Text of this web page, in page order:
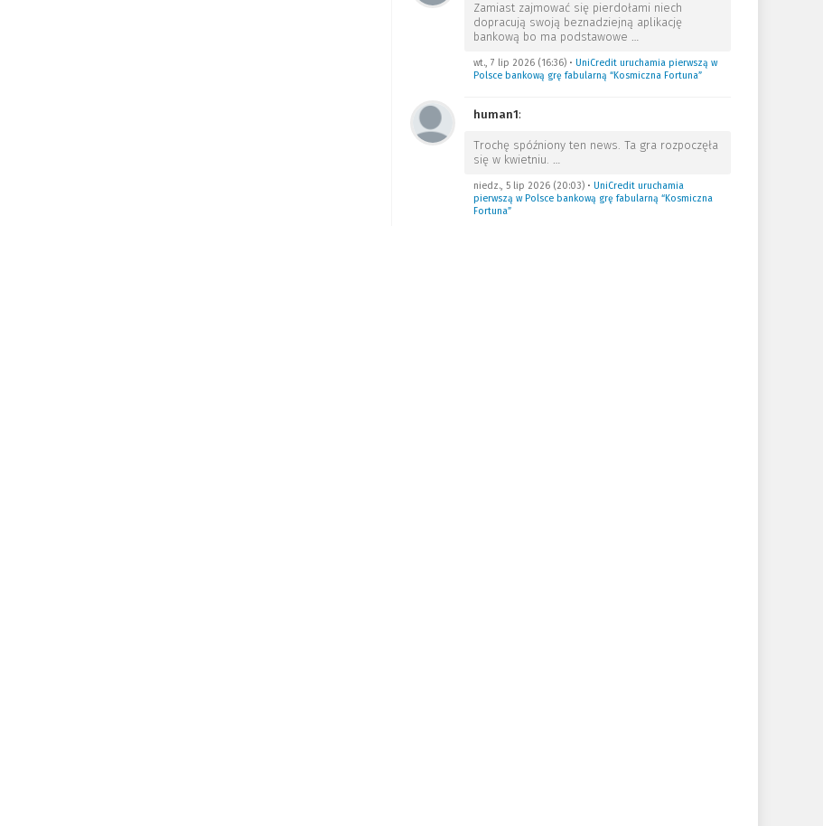
Zamiast zajmować się pierdołami niech
dopracują swoją beznadziejną aplikację
bankową bo ma podstawowe …
wt., 7 lip 2026 (16:36)• UniCredit uruchamia pierwszą w
Polsce bankową grę fabularną “Kosmiczna Fortuna”
human1:
Trochę spóźniony ten news. Ta gra rozpoczęła
się w kwietniu. …
niedz., 5 lip 2026 (20:03)• UniCredit uruchamia
pierwszą w Polsce bankową grę fabularną “Kosmiczna
Fortuna”